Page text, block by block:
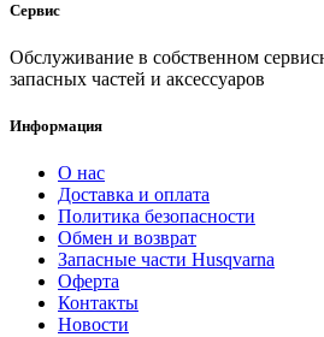
Сервис
Обслуживание в собственном
запасных частей и аксессуаров
Информация
О нас
Доставка и оплата
Политика безопасности
Обмен и возврат
Запасные части Husqvarna
Оферта
Контакты
Новости